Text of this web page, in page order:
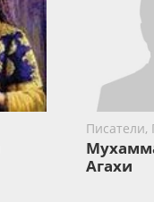
Писатели,
Агахи